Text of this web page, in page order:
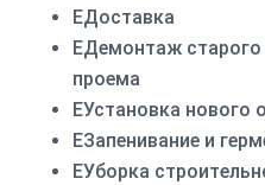
EДоставка
EДемонтаж старого
проема
EУстановка нового
EЗапенивание и
EУборка